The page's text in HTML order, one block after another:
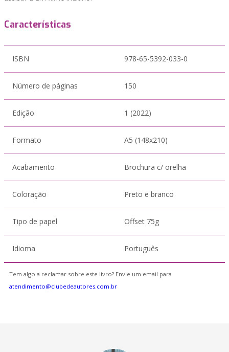
Características
ISBN 978-65-5392-033-0
Número de páginas 150
Edição 1 (2022)
Formato A5 (148x210)
Acabamento Brochura c/ orelha
Coloração Preto e branco
Tipo de papel Offset 75g
Idioma Português
Tem algo a reclamar sobre este livro? Envie um email para
atendimento@clubedeautores.com.br